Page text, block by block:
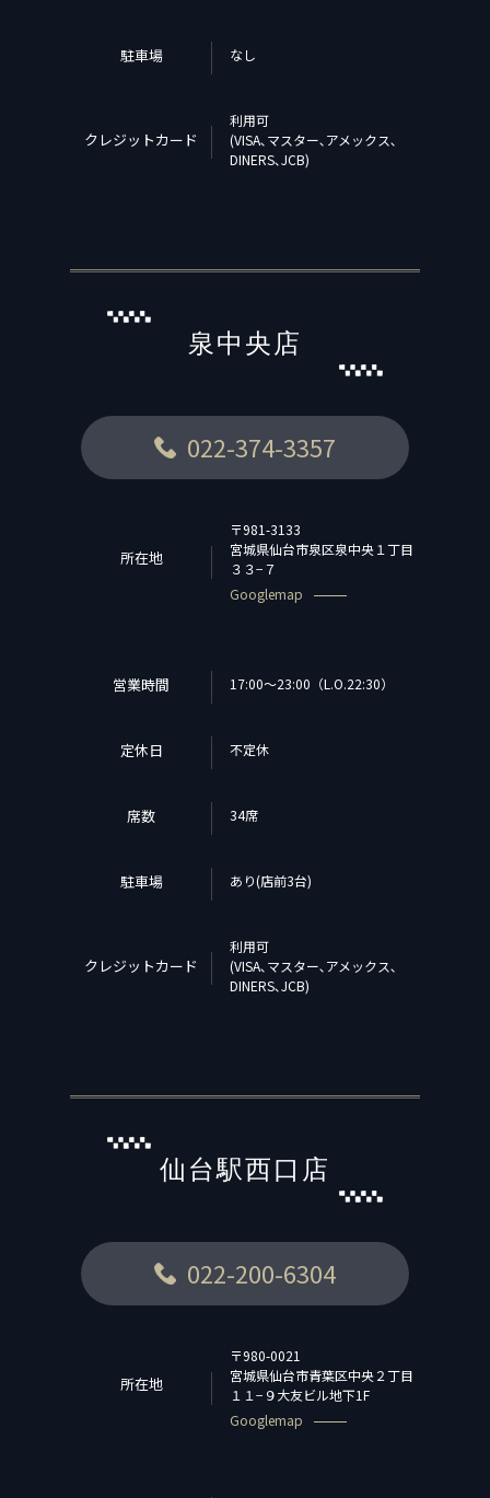
駐車場 なし
クレジットカード
利用可
(VISA､マスター､アメックス､
DINERS､JCB)
泉中央店
022-374-3357
所在地
〒981-3133
宮城県仙台市泉区泉中央１丁目
３３−７
Googlemap
営業時間 17:00～23:00（L.O.22:30）
定休日 不定休
席数 34席
駐車場 あり(店前3台)
クレジットカード
利用可
(VISA､マスター､アメックス､
DINERS､JCB)
仙台駅西口店
022-200-6304
所在地
〒980-0021
宮城県仙台市青葉区中央２丁目
１１−９大友ビル地下1F
Googlemap